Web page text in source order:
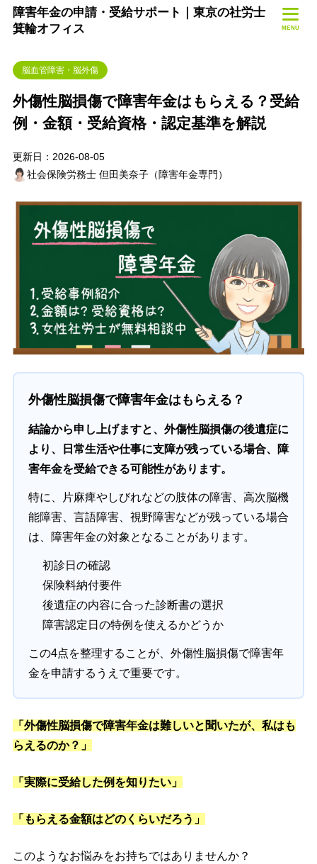
障害年金の申請・受給サポート｜東京の社労士
箕輪オフィス
MENU
脳血管障害・脳外傷
外傷性脳損傷で障害年金はもらえる？受給
例・金額・受給資格・認定基準を解説
更新日：2026-08-05
社会保険労務士 但田美奈子（障害年金専門）
外傷性脳損傷で障害年金はもらえる？
結論から申し上げますと、外傷性脳損傷の後遺症に
より、日常生活や仕事に支障が残っている場合、障
害年金を受給できる可能性があります。
特に、片麻痺やしびれなどの肢体の障害、高次脳機
能障害、言語障害、視野障害などが残っている場合
は、障害年金の対象となることがあります。
初診日の確認
保険料納付要件
後遺症の内容に合った診断書の選択
障害認定日の特例を使えるかどうか
この4点を整理することが、外傷性脳損傷で障害年
金を申請するうえで重要です。
「外傷性脳損傷で障害年金は難しいと聞いたが、私はも
らえるのか？」
「実際に受給した例を知りたい」
「もらえる金額はどのくらいだろう」
このようなお悩みをお持ちではありませんか？